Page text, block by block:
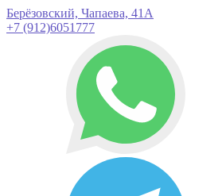
Берёзовский, Чапаева, 41А
+7 (912)6051777